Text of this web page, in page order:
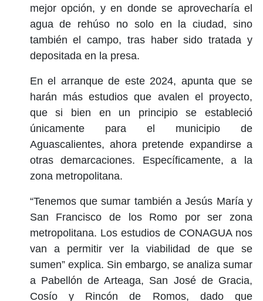
mejor opción, y en donde se aprovecharía el
agua de rehúso no solo en la ciudad, sino
también el campo, tras haber sido tratada y
depositada en la presa.
En el arranque de este 2024, apunta que se
harán más estudios que avalen el proyecto,
que si bien en un principio se estableció
únicamente para el municipio de
Aguascalientes, ahora pretende expandirse a
otras demarcaciones. Específicamente, a la
zona metropolitana.
“Tenemos que sumar también a Jesús María y
San Francisco de los Romo por ser zona
metropolitana. Los estudios de CONAGUA nos
van a permitir ver la viabilidad de que se
sumen” explica. Sin embargo, se analiza sumar
a Pabellón de Arteaga, San José de Gracia,
Cosío y Rincón de Romos, dado que